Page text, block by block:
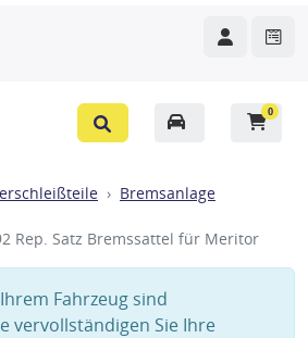
0
Bremsanlage
Rep. Satz Bremssattel für Meritor
Fahrzeug sind
vervollständigen Sie Ihre